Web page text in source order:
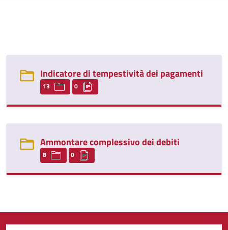
Indicatore di tempestività dei pagamenti
13 0
Ammontare complessivo dei debiti
8 0